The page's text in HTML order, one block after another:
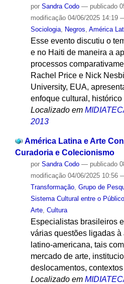
por Sandra Codo — publicado
modificação04/06/2025 14:19
Sociologia, Negros América
Esse evento discutiu o
e no Haiti de maneira a
processos
Rachel Price e Nick
University, EUA,
enfoque cultural, histórico
Localizado em
2013
América Latina e Arte
Curadoria e Colecionismo
por Sandra Codo — publicado
modificação04/06/2025 10:56
Transformação, Grupo de
Sistema Cultural entre o
Arte, Cultura
Especialistas brasileiros
várias questões ligadas à
latino-americana, tais
mercado de arte,
deslocamentos,
Localizado em